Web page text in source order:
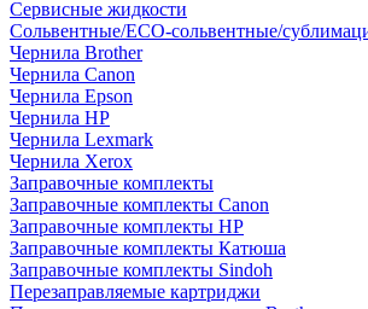
Сервисные жидкости
Сольвентные/ECO-сольвентные/
Чернила Brother
Чернила Canon
Чернила Epson
Чернила HP
Чернила Lexmark
Чернила Xerox
Заправочные комплекты
Заправочные комплекты Canon
Заправочные комплекты HP
Заправочные комплекты Катюша
Заправочные комплекты Sindoh
Перезаправляемые картриджи